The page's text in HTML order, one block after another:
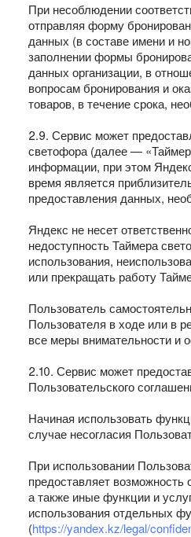
При несоблюдении
отправляя форму
данных (в составе имени и
заполнении формы
данных организации, в
вопросам бронирования и
товаров, в течение срока,
2.9. Сервис может
светофора (далее —
информации, при этом
время является
предоставления данных,
Яндекс не несет
недоступность Таймера
использования,
или прекращать работу
Пользователь
Пользователя в ходе или в
все меры внимательности и
2.10. Сервис может
Пользовательского
Начиная использовать
случае несогласия
При использовании
предоставляет
а также иные функции и
использования отдельных
(https://yandex.kz/legal/